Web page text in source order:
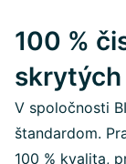
100 %
skrytých
V spoločnosti
štandardom.
100 % kvalita,